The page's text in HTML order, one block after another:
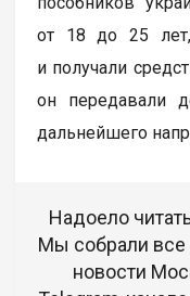
от 18 до 25 лет,
и получали
он передавали
дальнейшего
Надоело
Мы собрали
новости